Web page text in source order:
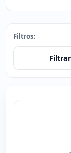
Filtros:
Filtrar